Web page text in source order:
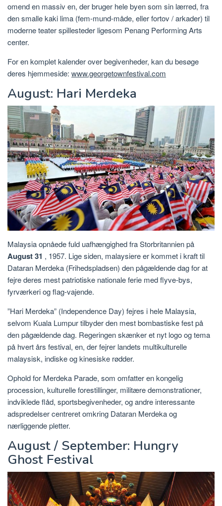
omend en massiv en, der bruger hele byen som sin lærred, fra
den smalle kaki lima (fem-mund-måde, eller fortov / arkader) til
moderne teater spillesteder ligesom Penang Performing Arts
center.
For en komplet kalender over begivenheder, kan du besøge
deres hjemmeside: www.georgetownfestival.com
August: Hari Merdeka
Malaysia opnåede fuld uafhængighed fra Storbritannien på
August 31 , 1957. Lige siden, malaysiere er kommet i kraft til
Dataran Merdeka (Frihedspladsen) den pågældende dag for at
fejre deres mest patriotiske nationale ferie med flyve-bys,
fyrværkeri og flag-vajende.
”Hari Merdeka” (Independence Day) fejres i hele Malaysia,
selvom Kuala Lumpur tilbyder den mest bombastiske fest på
den pågældende dag. Regeringen skænker et nyt logo og tema
på hvert års festival, en, der fejrer landets multikulturelle
malaysisk, indiske og kinesiske rødder.
Ophold for Merdeka Parade, som omfatter en kongelig
procession, kulturelle forestillinger, militære demonstrationer,
indviklede flåd, sportsbegivenheder, og andre interessante
adspredelser centreret omkring Dataran Merdeka og
nærliggende pletter.
August / September: Hungry
Ghost Festival